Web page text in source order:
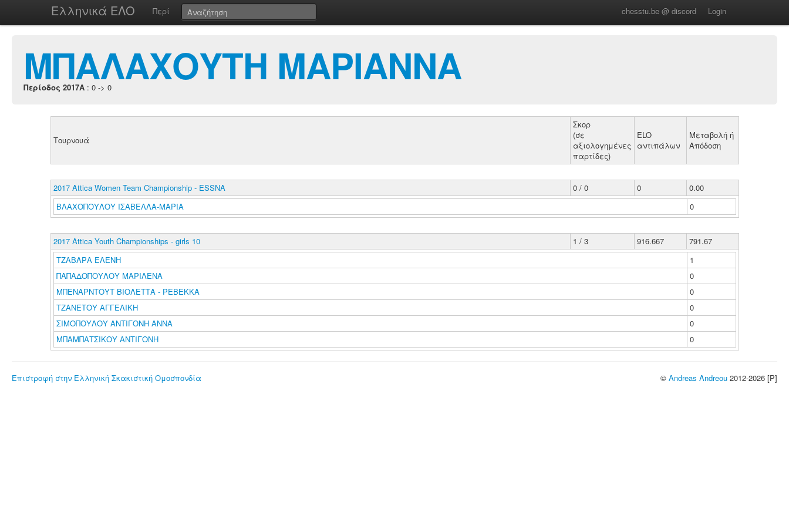
Ελληνικά ΕΛΟ Περί chesstu.be @ discord Login
ΜΠΑΛΑΧΟΥΤΗ ΜΑΡΙΑΝΝΑ
Περίοδος 2017A : 0 -> 0
Τουρνουά
Σκορ
(σε
αξιολογημένες
παρτίδες)
ELO
αντιπάλων
Μεταβολή ή
Απόδοση
2017 Attica Women Team Championship - ESSNA 0 / 0 0
0.00
ΒΛΑΧΟΠΟΥΛΟΥ ΙΣΑΒΕΛΛΑ-ΜΑΡΙΑ
0
2017 Attica Youth Championships - girls 10 1 / 3 916.667
791.67
ΤΖΑΒΑΡΑ ΕΛΕΝΗ
1
ΠΑΠΑΔΟΠΟΥΛΟΥ ΜΑΡΙΛΕΝΑ
0
ΜΠΕΝΑΡΝΤΟΥΤ ΒΙΟΛΕΤΤΑ - ΡΕΒΕΚΚΑ
0
ΤΖΑΝΕΤΟΥ ΑΓΓΕΛΙΚΗ
0
ΣΙΜΟΠΟΥΛΟΥ ΑΝΤΙΓΟΝΗ ΑΝΝΑ
0
ΜΠΑΜΠΑΤΣΙΚΟΥ ΑΝΤΙΓΟΝΗ
0
Επιστροφή στην Ελληνική Σκακιστική Ομοσπονδία © Andreas Andreou 2012-2026 [P]